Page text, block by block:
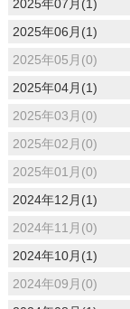
2025年07月(1)
2025年06月(1)
2025年05月(0)
2025年04月(1)
2025年03月(0)
2025年02月(0)
2025年01月(0)
2024年12月(1)
2024年11月(0)
2024年10月(1)
2024年09月(0)